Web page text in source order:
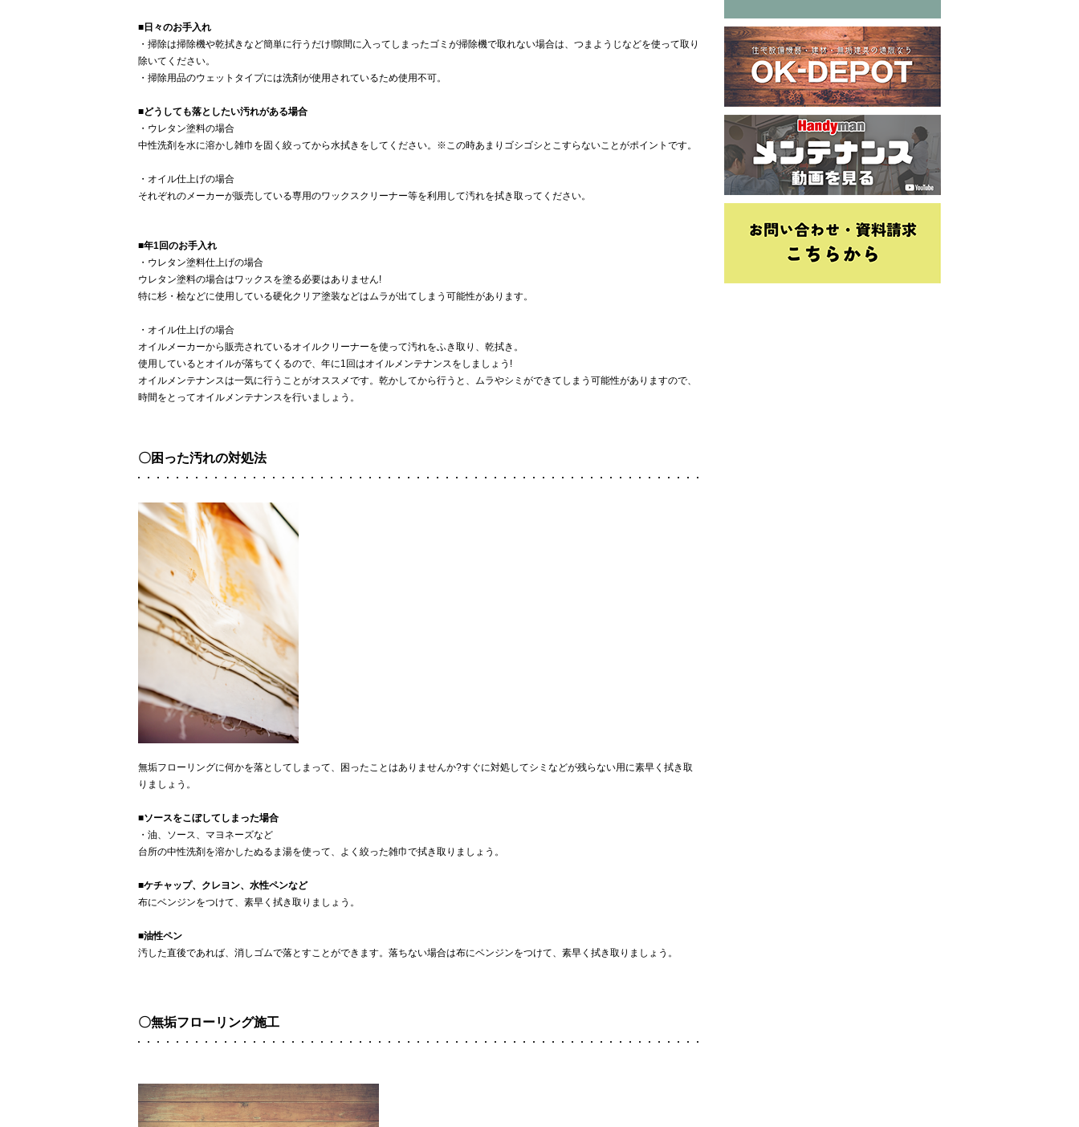
■日々のお手入れ
・掃除は掃除機や乾拭きなど簡単に行うだけ!隙間に入ってしまったゴミが掃除機で取れない場合は、つまようじなどを使って取り
除いてください。
・掃除用品のウェットタイプには洗剤が使用されているため使用不可。
■どうしても落としたい汚れがある場合
・ウレタン塗料の場合
中性洗剤を水に溶かし雑巾を固く絞ってから水拭きをしてください。※この時あまりゴシゴシとこすらないことがポイントです。
・オイル仕上げの場合
それぞれのメーカーが販売している専用のワックスクリーナー等を利用して汚れを拭き取ってください。
■年1回のお手入れ
・ウレタン塗料仕上げの場合
ウレタン塗料の場合はワックスを塗る必要はありません!
特に杉・桧などに使用している硬化クリア塗装などはムラが出てしまう可能性があります。
・オイル仕上げの場合
オイルメーカーから販売されているオイルクリーナーを使って汚れをふき取り、乾拭き。
使用しているとオイルが落ちてくるので、年に1回はオイルメンテナンスをしましょう!
オイルメンテナンスは一気に行うことがオススメです。乾かしてから行うと、ムラやシミができてしまう可能性がありますので、
時間をとってオイルメンテナンスを行いましょう。
〇困った汚れの対処法
無垢フローリングに何かを落としてしまって、困ったことはありませんか?すぐに対処してシミなどが残らない用に素早く拭き取
りましょう。
■ソースをこぼしてしまった場合
・油、ソース、マヨネーズなど
台所の中性洗剤を溶かしたぬるま湯を使って、よく絞った雑巾で拭き取りましょう。
■ケチャップ、クレヨン、水性ペンなど
布にベンジンをつけて、素早く拭き取りましょう。
■油性ペン
汚した直後であれば、消しゴムで落とすことができます。落ちない場合は布にベンジンをつけて、素早く拭き取りましょう。
〇無垢フローリング施工